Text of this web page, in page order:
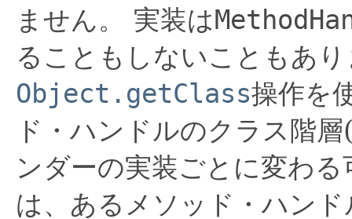
ません。
実装は
ることもしないこともあ
Object.getClass操作を
ド・ハンドルのクラス階
ンダーの実装ごとに変わ
は、あるメソッド・ハン